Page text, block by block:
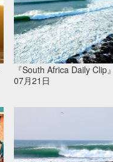
『South Africa Daily Clip
07月21日